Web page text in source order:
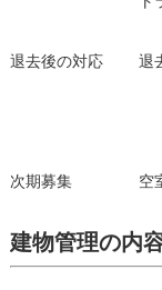
退去後の対応
退
次期募集
空
建物管理の内